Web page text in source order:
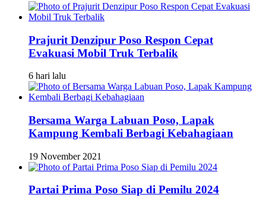
Prajurit Denzipur Poso Respon Cepat
Evakuasi Mobil Truk Terbalik
6 hari lalu
Bersama Warga Labuan Poso, Lapak
Kampung Kembali Berbagi Kebahagiaan
19 November 2021
Partai Prima Poso Siap di Pemilu 2024